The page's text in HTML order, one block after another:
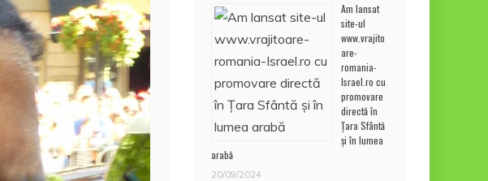
Am lansat
site-ul
www.vrajito
are-
romania-
Israel.ro cu
promovare
directă în
Țara Sfântă
și în lumea
arabă
20/09/2024